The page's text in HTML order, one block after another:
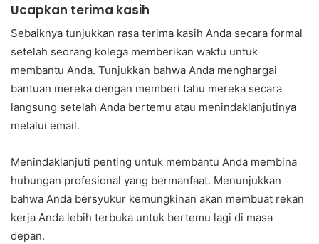
Ucapkan terima kasih
Sebaiknya tunjukkan rasa terima kasih Anda secara formal
setelah seorang kolega memberikan waktu untuk
membantu Anda. Tunjukkan bahwa Anda menghargai
bantuan mereka dengan memberi tahu mereka secara
langsung setelah Anda bertemu atau menindaklanjutinya
melalui email.
Menindaklanjuti penting untuk membantu Anda membina
hubungan profesional yang bermanfaat. Menunjukkan
bahwa Anda bersyukur kemungkinan akan membuat rekan
kerja Anda lebih terbuka untuk bertemu lagi di masa
depan.